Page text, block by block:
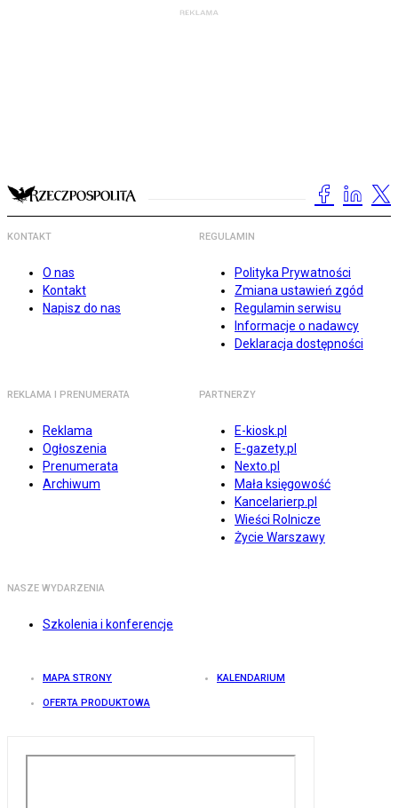
KONTAKT
O nas
Kontakt
Napisz do nas
REGULAMIN
Polityka Prywatności
Zmiana ustawień zgód
Regulamin serwisu
Informacje o nadawcy
Deklaracja dostępności
REKLAMA I PRENUMERATA
Reklama
Ogłoszenia
Prenumerata
Archiwum
PARTNERZY
E-kiosk.pl
E-gazety.pl
Nexto.pl
Mała księgowość
Kancelarierp.pl
Wieści Rolnicze
Życie Warszawy
NASZE WYDARZENIA
Szkolenia i konferencje
MAPA STRONY KALENDARIUM
OFERTA PRODUKTOWA